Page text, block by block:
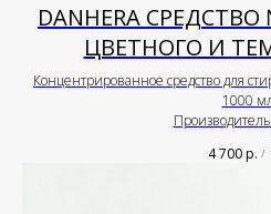
DANHERA
ЦВЕТНОГО И
Концентрированное средство для
1000
4 700р. /